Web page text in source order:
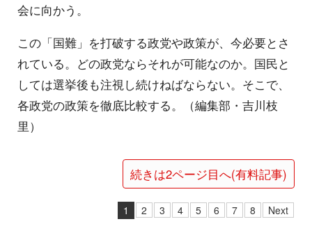
会に向かう。
この「国難」を打破する政党や政策が、今必要とさ
れている。どの政党ならそれが可能なのか。国民と
しては選挙後も注視し続けねばならない。そこで、
各政党の政策を徹底比較する。（編集部・吉川枝
里）
続きは2ページ目へ(有料記事)
1 2 3 4 5 6 7 8 Next